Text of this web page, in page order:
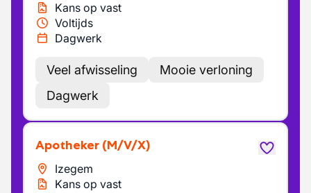
Kans op vast
Voltijds
Dagwerk
Veel afwisseling
Mooie verloning
Dagwerk
Apotheker (M/V/X)
Izegem
Kans op vast